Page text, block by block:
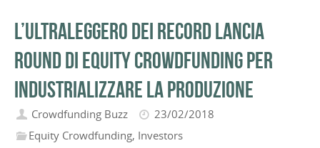
L’ultraleggero dei record lancia
round di equity crowdfunding per
industrializzare la produzione
Crowdfunding Buzz
23/02/2018
Equity Crowdfunding, Investors